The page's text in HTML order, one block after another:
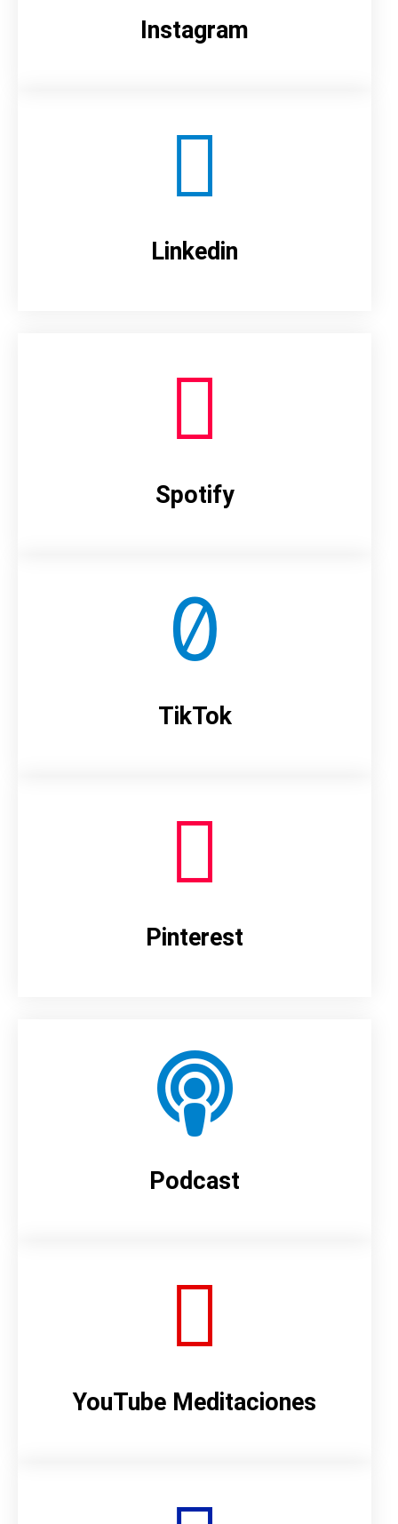
Instagram
Linkedin
Spotify
TikTok
Pinterest
Podcast
YouTube Meditaciones